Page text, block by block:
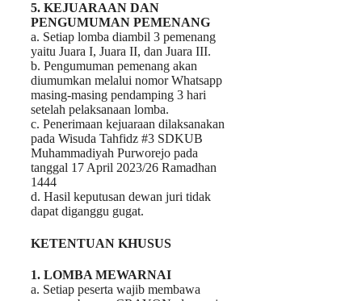
5. KEJUARAAN DAN
PENGUMUMAN PEMENANG
a. Setiap lomba diambil 3 pemenang
yaitu Juara I, Juara II, dan Juara III.
b. Pengumuman pemenang akan
diumumkan melalui nomor Whatsapp
masing-masing pendamping 3 hari
setelah pelaksanaan lomba.
c. Penerimaan kejuaraan dilaksanakan
pada Wisuda Tahfidz #3 SDKUB
Muhammadiyah Purworejo pada
tanggal 17 April 2023/26 Ramadhan
1444
d. Hasil keputusan dewan juri tidak
dapat diganggu gugat.
KETENTUAN KHUSUS
1. LOMBA MEWARNAI
a. Setiap peserta wajib membawa